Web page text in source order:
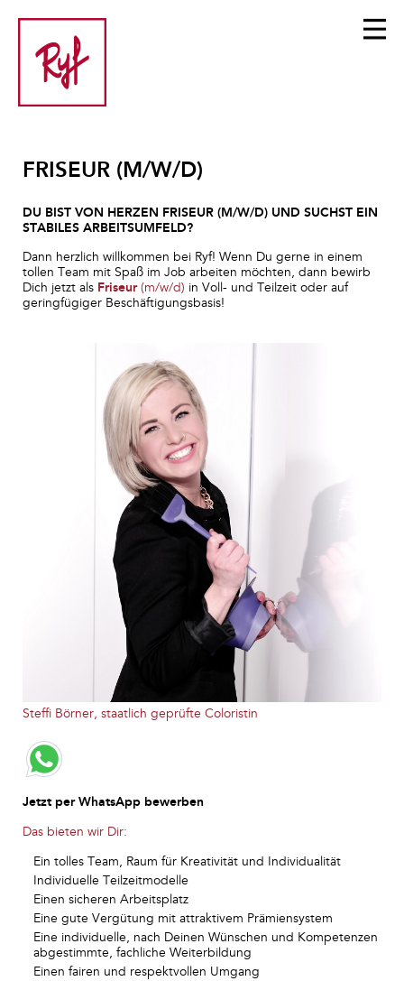
FRISEUR (M/W/D)
DU BIST VON HERZEN FRISEUR (M/W/D) UND SUCHST EIN
STABILES ARBEITSUMFELD?
Dann herzlich willkommen bei Ryf! Wenn Du gerne in einem
tollen Team mit Spaß im Job arbeiten möchten, dann bewirb
Dich jetzt als Friseur(m/w/d) in Voll- und Teilzeit oder auf
geringfügiger Beschäftigungsbasis!
Steffi Börner, staatlich geprüfte Coloristin
Jetzt per WhatsApp bewerben
Das bieten wir Dir:
Ein tolles Team, Raum für Kreativität und Individualität
Individuelle Teilzeitmodelle
Einen sicheren Arbeitsplatz
Eine gute Vergütung mit attraktivem Prämiensystem
Eine individuelle, nach Deinen Wünschen und Kompetenzen
abgestimmte, fachliche Weiterbildung
Einen fairen und respektvollen Umgang